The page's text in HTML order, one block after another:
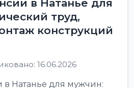
в Натанье для
труд,
конструкций
16.06.2026
в Натанье для мужчин: